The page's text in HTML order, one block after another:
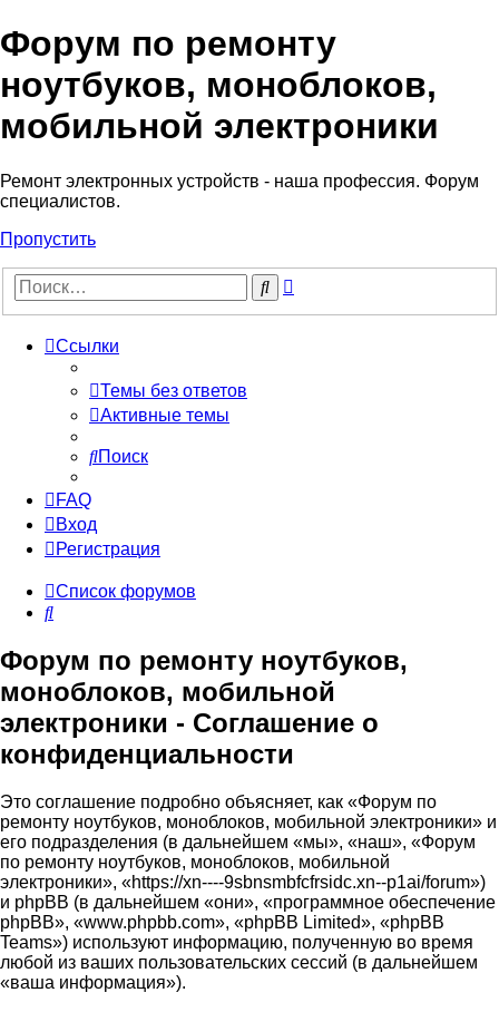
Регистрация
Форум по ремонту
ноутбуков, моноблоков,
мобильной электроники
Ремонт электронных устройств - наша профессия. Форум
специалистов.
Пропустить
Поиск
Ссылки
Темы без ответов
Активные темы
Поиск
FAQ
Вход
Регистрация
Список форумов
Поиск
Форум по ремонту ноутбуков,
моноблоков, мобильной
электроники - Соглашение о
конфиденциальности
Это соглашение подробно объясняет, как «Форум по
ремонту ноутбуков, моноблоков, мобильной электроники» и
его подразделения (в дальнейшем «мы», «наш», «Форум
по ремонту ноутбуков, моноблоков, мобильной
электроники», «https://xn----9sbnsmbfcfrsidc.xn--p1ai/forum»)
и phpBB (в дальнейшем «они», «программное обеспечение
phpBB», «www.phpbb.com», «phpBB Limited», «phpBB
Teams») используют информацию, полученную во время
любой из ваших пользовательских сессий (в дальнейшем
«ваша информация»).